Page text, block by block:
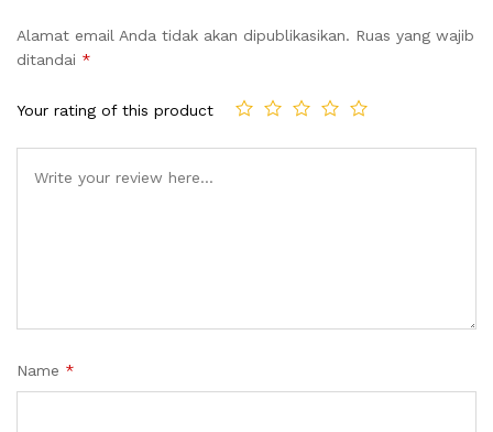
Alamat email Anda tidak akan dipublikasikan. Ruas yang wajib
ditandai *
Your rating of this product
Name *